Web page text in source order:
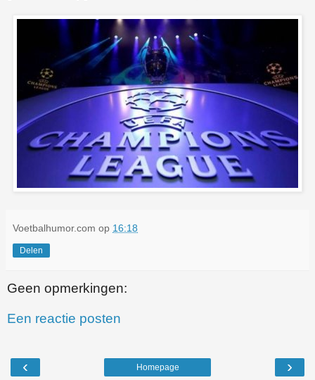
Voetbalhumor.com op 16:18
Delen
Geen opmerkingen:
Een reactie posten
‹ ›
Homepage